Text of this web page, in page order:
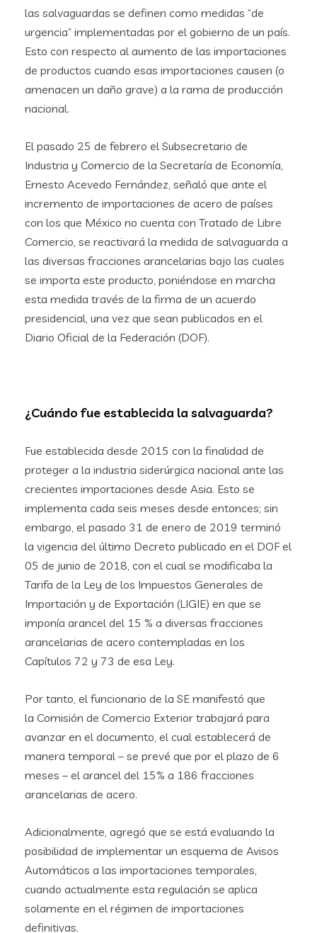
las salvaguardas se definen como medidas “de
urgencia” implementadas por el gobierno de un país.
Esto con respecto al aumento de las importaciones
de productos cuando esas importaciones causen (o
amenacen un daño grave) a la rama de producción
nacional.
El pasado 25 de febrero el Subsecretario de
Industria y Comercio de la Secretaría de Economía,
Ernesto Acevedo Fernández, señaló que ante el
incremento de importaciones de acero de países
con los que México no cuenta con Tratado de Libre
Comercio, se reactivará la medida de salvaguarda a
las diversas fracciones arancelarias bajo las cuales
se importa este producto, poniéndose en marcha
esta medida través de la firma de un acuerdo
presidencial, una vez que sean publicados en el
Diario Oficial de la Federación (DOF).
¿Cuándo fue establecida la salvaguarda?
Fue establecida desde 2015 con la finalidad de
proteger a la industria siderúrgica nacional ante las
crecientes importaciones desde Asia. Esto se
implementa cada seis meses desde entonces; sin
embargo, el pasado 31 de enero de 2019 terminó
la vigencia del último Decreto publicado en el DOF el
05 de junio de 2018, con el cual se modificaba la
Tarifa de la Ley de los Impuestos Generales de
Importación y de Exportación (LIGIE) en que se
imponía arancel del 15 % a diversas fracciones
arancelarias de acero contempladas en los
Capítulos 72 y 73 de esa Ley.
Por tanto, el funcionario de la SE manifestó que
la Comisión de Comercio Exterior trabajará para
avanzar en el documento, el cual establecerá de
manera temporal – se prevé que por el plazo de 6
meses – el arancel del 15% a 186 fracciones
arancelarias de acero.
Adicionalmente, agregó que se está evaluando la
posibilidad de implementar un esquema de Avisos
Automáticos a las importaciones temporales,
cuando actualmente esta regulación se aplica
solamente en el régimen de importaciones
definitivas.